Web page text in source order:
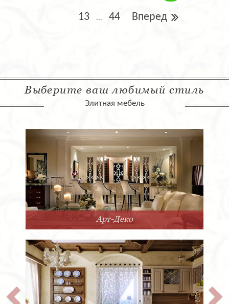
13 ... 44 Вперед
Выберите ваш любимый стиль
Элитная мебель
Арт-Деко